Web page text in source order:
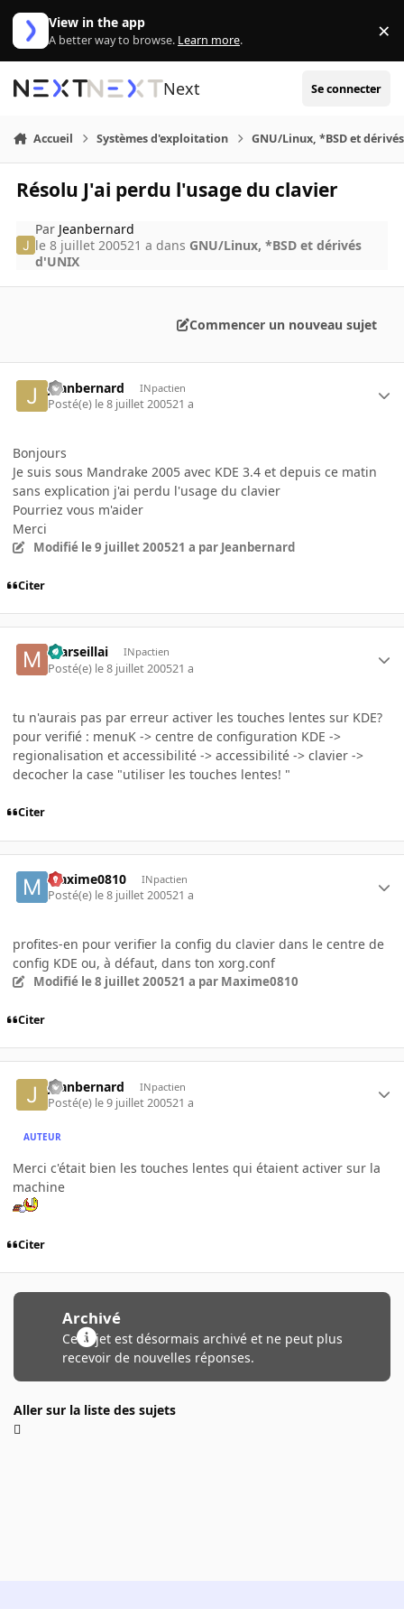
Aller au contenu
View in the app
A better way to browse. Learn more. ×
Next Se connecter
Accueil Systèmes d'exploitation GNU/Linux, *BSD et
Résolu J'ai perdu l'usage du clavier
Par Jeanbernard
le 8 juillet 200521 a dans GNU/Linux, *BSD et dérivés
d'UNIX
Commencer un nouveau sujet
Jeanbernard INpactien
Posté(e) le 8 juillet 200521 a
Bonjours
Je suis sous Mandrake 2005 avec KDE 3.4 et depuis ce matin
sans explication j'ai perdu l'usage du clavier
Pourriez vous m'aider
Merci
Modifié le 9 juillet 200521 a par Jeanbernard
Citer
marseillai INpactien
Posté(e) le 8 juillet 200521 a
tu n'aurais pas par erreur activer les touches lentes sur KDE?
pour verifié : menuK -> centre de configuration KDE ->
regionalisation et accessibilité -> accessibilité -> clavier ->
decocher la case "utiliser les touches lentes! "
Citer
Maxime0810 INpactien
Posté(e) le 8 juillet 200521 a
profites-en pour verifier la config du clavier dans le centre de
config KDE ou, à défaut, dans ton xorg.conf
Modifié le 8 juillet 200521 a par Maxime0810
Citer
Jeanbernard INpactien
Posté(e) le 9 juillet 200521 a
AUTEUR
Merci c'était bien les touches lentes qui étaient activer sur la
machine
Citer
Archivé
Ce sujet est désormais archivé et ne peut plus
recevoir de nouvelles réponses.
Aller sur la liste des sujets